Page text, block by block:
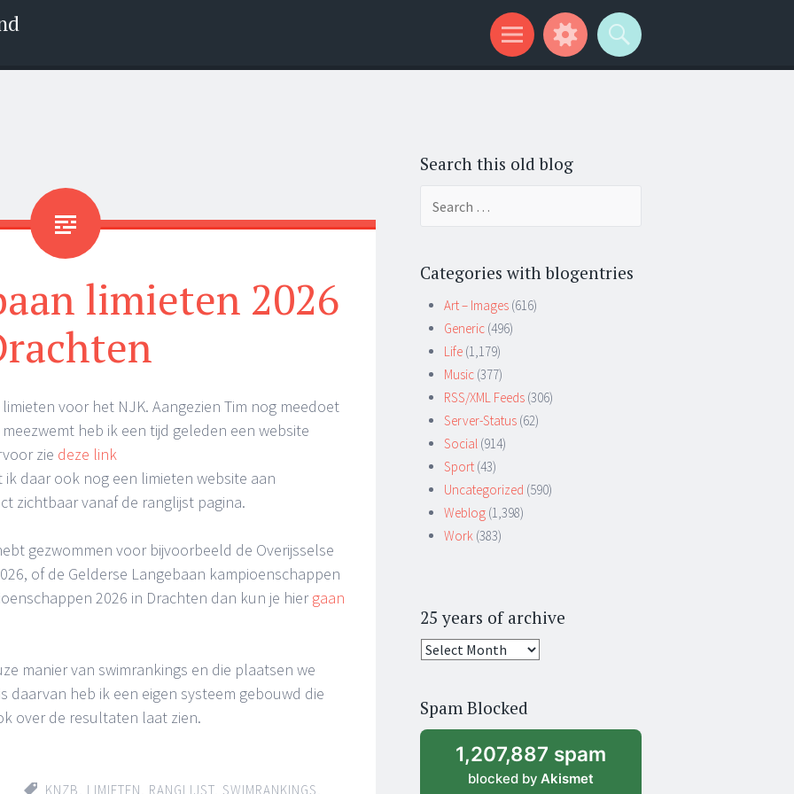
limieten 2026
voor het NJK. Aangezien Tim nog meedoet
heb ik een tijd geleden een website
zie deze link
daar ook nog een limieten website aan
zichtbaar vanaf de ranglijst pagina.
gezwommen voor bijvoorbeeld de Overijsselse
of de Gelderse Langebaan kampioenschappen
2026 in Drachten dan kun je hiergaan
manier van swimrankings en die plaatsen we
daarvan heb ik een eigen systeem gebouwd die
over de resultaten laat zien.
KNZB LIMIETEN RANGLIJST SWIMRANKINGS
Search this old blog
Categories with blogentries
Art – Images (616)
Generic (496)
Life (1,179)
Music (377)
RSS/XML Feeds (306)
Server-Status (62)
Social (914)
Sport (43)
Uncategorized (590)
Weblog (1,398)
Work (383)
25 years of archive
25
archive
Spam Blocked
1,207,887 spam
blocked by Akismet